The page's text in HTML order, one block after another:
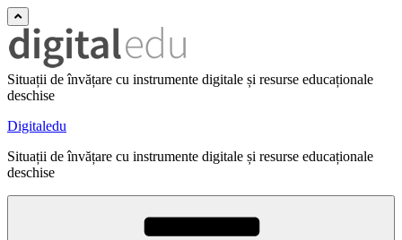
Situații de învățare cu instrumente digitale și resurse educaționale
deschise
Digitaledu
Situații de învățare cu instrumente digitale și resurse educaționale
deschise